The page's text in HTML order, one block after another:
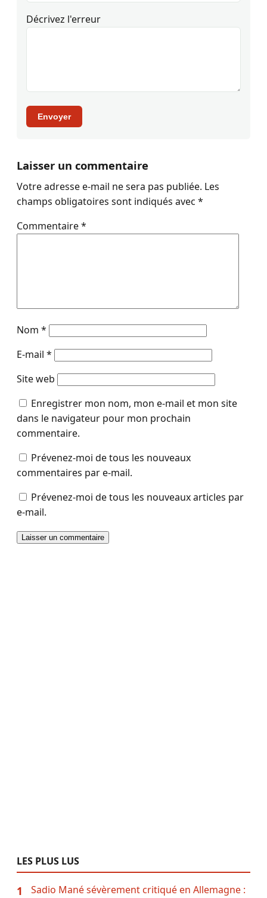
Décrivez l'erreur
Envoyer
Laisser un commentaire
Votre adresse e-mail ne sera pas publiée. Les
champs obligatoires sont indiqués avec *
Commentaire*
Nom *
E-mail *
Site web
Enregistrer mon nom, mon e-mail et mon site
dans le navigateur pour mon prochain
commentaire.
Prévenez-moi de tous les nouveaux
commentaires par e-mail.
Prévenez-moi de tous les nouveaux articles par
e-mail.
LES PLUS LUS
1
Sadio Mané sévèrement critiqué en Allemagne :